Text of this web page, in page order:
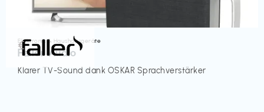
Elektronik & Haushaltsgeräte
Faller Audio
Klarer TV-Sound dank OSKAR Sprachverstärker
€‎